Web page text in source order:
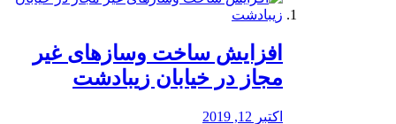
افزایش ساخت وسازهای غیر
مجاز در خیابان زیبادشت
اکتبر 12, 2019